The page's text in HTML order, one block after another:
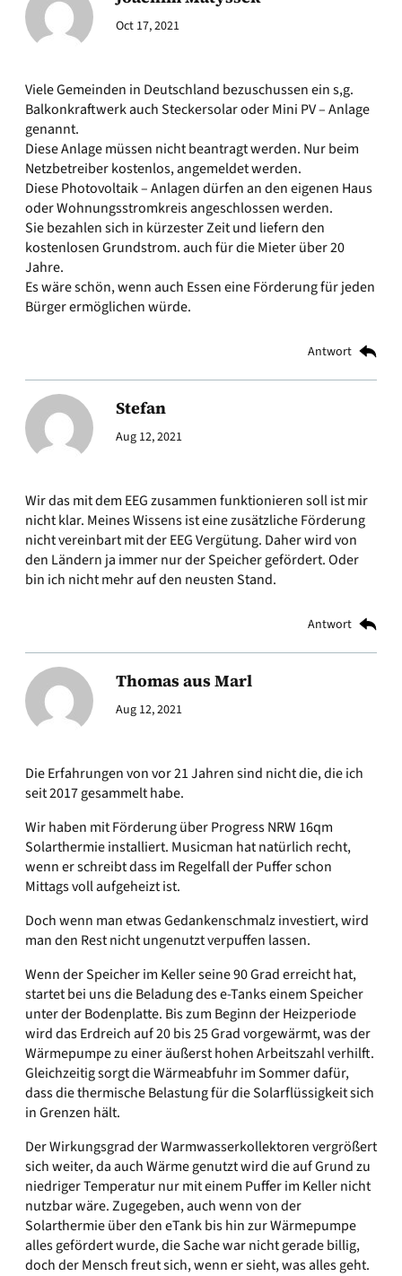
Oct 17, 2021
Viele Gemeinden in Deutschland bezuschussen ein s,g.
Balkonkraftwerk auch Steckersolar oder Mini PV – Anlage
genannt.
Diese Anlage müssen nicht beantragt werden. Nur beim
Netzbetreiber kostenlos, angemeldet werden.
Diese Photovoltaik – Anlagen dürfen an den eigenen Haus
oder Wohnungsstromkreis angeschlossen werden.
Sie bezahlen sich in kürzester Zeit und liefern den
kostenlosen Grundstrom. auch für die Mieter über 20
Jahre.
Es wäre schön, wenn auch Essen eine Förderung für jeden
Bürger ermöglichen würde.
Antwort
Stefan
Aug 12, 2021
Wir das mit dem EEG zusammen funktionieren soll ist mir
nicht klar. Meines Wissens ist eine zusätzliche Förderung
nicht vereinbart mit der EEG Vergütung. Daher wird von
den Ländern ja immer nur der Speicher gefördert. Oder
bin ich nicht mehr auf den neusten Stand.
Antwort
Thomas aus Marl
Aug 12, 2021
Die Erfahrungen von vor 21 Jahren sind nicht die, die ich
seit 2017 gesammelt habe.
Wir haben mit Förderung über Progress NRW 16qm
Solarthermie installiert. Musicman hat natürlich recht,
wenn er schreibt dass im Regelfall der Puffer schon
Mittags voll aufgeheizt ist.
Doch wenn man etwas Gedankenschmalz investiert, wird
man den Rest nicht ungenutzt verpuffen lassen.
Wenn der Speicher im Keller seine 90 Grad erreicht hat,
startet bei uns die Beladung des e-Tanks einem Speicher
unter der Bodenplatte. Bis zum Beginn der Heizperiode
wird das Erdreich auf 20 bis 25 Grad vorgewärmt, was der
Wärmepumpe zu einer äußerst hohen Arbeitszahl verhilft.
Gleichzeitig sorgt die Wärmeabfuhr im Sommer dafür,
dass die thermische Belastung für die Solarflüssigkeit sich
in Grenzen hält.
Der Wirkungsgrad der Warmwasserkollektoren vergrößert
sich weiter, da auch Wärme genutzt wird die auf Grund zu
niedriger Temperatur nur mit einem Puffer im Keller nicht
nutzbar wäre. Zugegeben, auch wenn von der
Solarthermie über den eTank bis hin zur Wärmepumpe
alles gefördert wurde, die Sache war nicht gerade billig,
doch der Mensch freut sich, wenn er sieht, was alles geht.